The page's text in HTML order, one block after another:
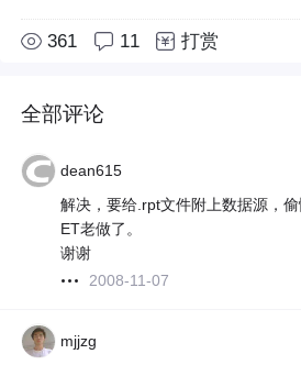
361 11 打赏
全部评论
dean615
解决，要给.rpt文件附上数据源，
ET老做了。
谢谢
2008-11-07
mjjzg